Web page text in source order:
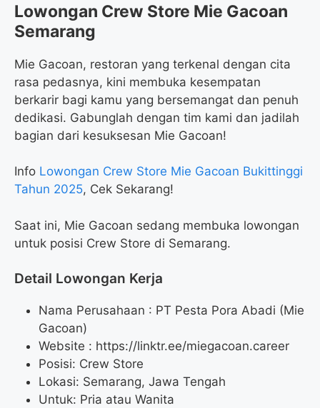
Lowongan Crew Store Mie Gacoan
Semarang
Mie Gacoan, restoran yang terkenal dengan cita
rasa pedasnya, kini membuka kesempatan
berkarir bagi kamu yang bersemangat dan penuh
dedikasi. Gabunglah dengan tim kami dan jadilah
bagian dari kesuksesan Mie Gacoan!
Info Lowongan Crew Store Mie Gacoan Bukittinggi
Tahun 2025, Cek Sekarang!
Saat ini, Mie Gacoan sedang membuka lowongan
untuk posisi Crew Store di Semarang.
Detail Lowongan Kerja
Nama Perusahaan : PT Pesta Pora Abadi (Mie
Gacoan)
Website : https://linktr.ee/miegacoan.career
Posisi: Crew Store
Lokasi: Semarang, Jawa Tengah
Untuk: Pria atau Wanita